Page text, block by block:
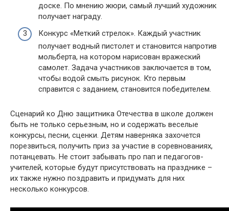
доске. По мнению жюри, самый лучший художник
получает награду.
Конкурс «Меткий стрелок». Каждый участник
получает водный пистолет и становится напротив
мольберта, на котором нарисован вражеский
самолет. Задача участников заключается в том,
чтобы водой смыть рисунок. Кто первым
справится с заданием, становится победителем.
Сценарий ко Дню защитника Отечества в школе должен
быть не только серьезным, но и содержать веселые
конкурсы, песни, сценки. Детям наверняка захочется
порезвиться, получить приз за участие в соревнованиях,
потанцевать. Не стоит забывать про пап и педагогов-
учителей, которые будут присутствовать на празднике –
их также нужно поздравить и придумать для них
несколько конкурсов.